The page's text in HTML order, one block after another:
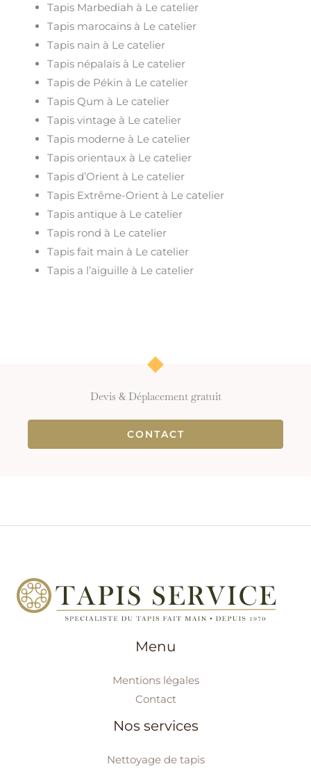
Tapis Marbediah à Le catelier
Tapis marocains à Le catelier
Tapis nain à Le catelier
Tapis népalais à Le catelier
Tapis de Pékin à Le catelier
Tapis Qum à Le catelier
Tapis vintage à Le catelier
Tapis moderne à Le catelier
Tapis orientaux à Le catelier
Tapis d’Orient à Le catelier
Tapis Extrême-Orient à Le catelier
Tapis antique à Le catelier
Tapis rond à Le catelier
Tapis fait main à Le catelier
Tapis a l’aiguille à Le catelier
Devis & Déplacement gratuit
CONTACT
Menu
Mentions légales
Contact
Nos services
Nettoyage de tapis